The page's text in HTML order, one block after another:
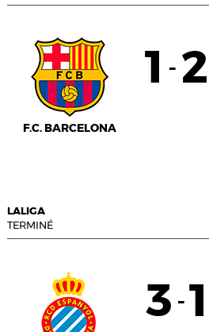
F.C. BARCELONA
1 - 2
LALIGA
TERMINÉ
3 - 1